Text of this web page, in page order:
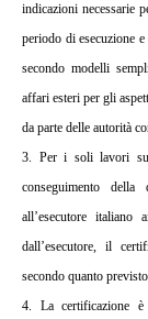
indicazioni necessarie
periodo di esecuzione
secondo modelli
affari esteri per gli
da parte delle autorità
3. Per i soli lavori
conseguimento
all’esecutore
dall’esecutore, il
secondo quanto
4. La certificazione